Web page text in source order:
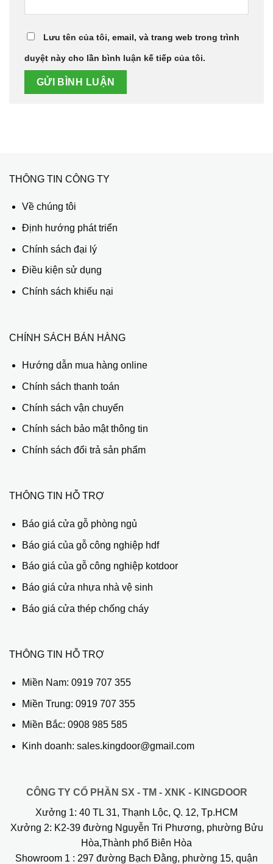
Lưu tên của tôi, email, và trang web trong trình
duyệt này cho lần bình luận kế tiếp của tôi.
THÔNG TIN CÔNG TY
Về chúng tôi
Định hướng phát triển
Chính sách đại lý
Điều kiện sử dụng
Chính sách khiếu nại
CHÍNH SÁCH BÁN HÀNG
Hướng dẫn mua hàng online
Chính sách thanh toán
Chính sách vận chuyển
Chính sách bảo mật thông tin
Chính sách đổi trả sản phẩm
THÔNG TIN HỖ TRỢ
Báo giá cửa gỗ phòng ngủ
Báo giá của gỗ công nghiệp hdf
Báo giá của gỗ công nghiệp kotdoor
Báo giá cửa nhựa nhà vệ sinh
Báo giá cửa thép chống cháy
THÔNG TIN HỖ TRỢ
Miền Nam: 0919 707 355
Miền Trung: 0919 707 355
Miền Bắc: 0908 985 585
Kinh doanh: sales.kingdoor@gmail.com
CÔNG TY CỔ PHẦN SX - TM - XNK - KINGDOOR
Xưởng 1: 40 TL 31, Thạnh Lộc, Q. 12, Tp.HCM
Xưởng 2: K2-39 đường Nguyễn Tri Phương, phường Bửu
Hòa,Thành phố Biên Hòa
Showroom 1 : 297 đường Bạch Đằng, phường 15, quận